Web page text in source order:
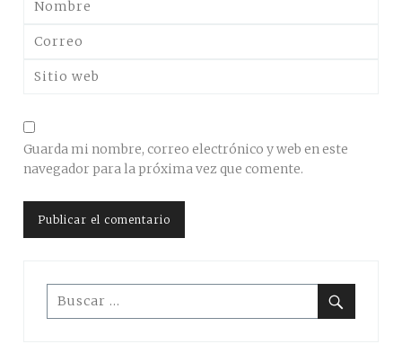
Guarda mi nombre, correo electrónico y web en este
navegador para la próxima vez que comente.
Buscar: